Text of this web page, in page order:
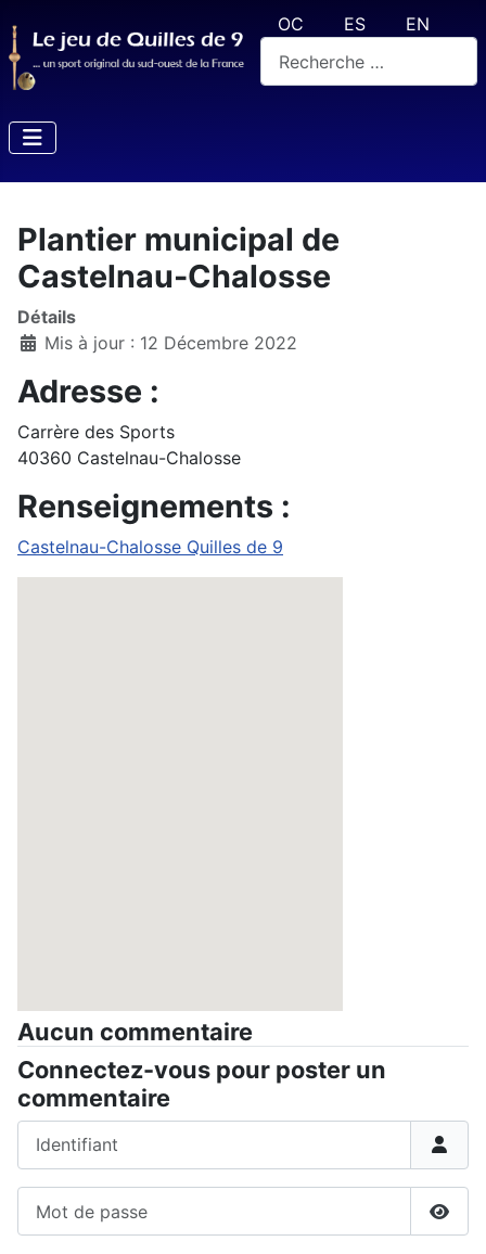
Sélectionnez votre langue
OC ES
EN
Plantier municipal de
Castelnau-Chalosse
Détails
Mis à jour : 12 Décembre 2022
Adresse :
Carrère des Sports
40360 Castelnau-Chalosse
Renseignements :
Castelnau-Chalosse Quilles de 9
Aucun commentaire
Connectez-vous pour poster un
commentaire